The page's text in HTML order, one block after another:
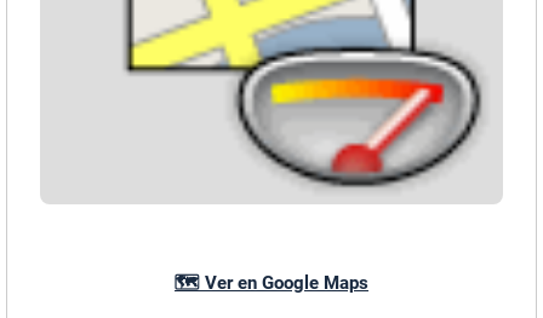
🗺️ Ver en Google Maps